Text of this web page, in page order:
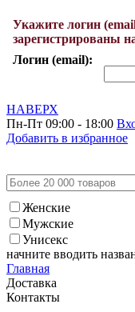
Укажите логин
зарегистрированы
Логин (email):
НАВЕРХ
Пн-Пт 09:00 - 18:00
Добавить в избранное
Женские
Мужские
Унисекс
начните вводить
Главная
Доставка
Контакты